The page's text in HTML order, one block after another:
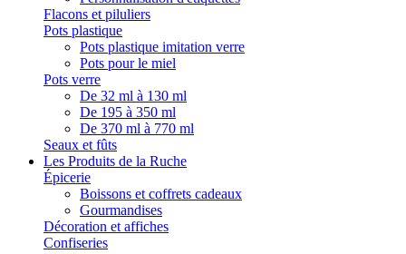
Flacons et piluliers
Pots plastique
Pots plastique imitation verre
Pots pour le miel
Pots verre
De 32 ml à 130 ml
De 195 à 350 ml
De 370 ml à 770 ml
Seaux et fûts
Les Produits de la Ruche
Épicerie
Boissons et coffrets cadeaux
Gourmandises
Décoration et affiches
Confiseries